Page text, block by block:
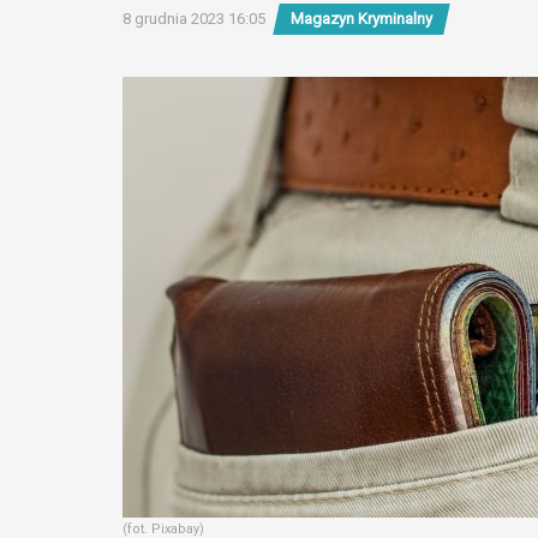
8 grudnia 2023 16:05 Magazyn Kryminalny
(fot. Pixabay)